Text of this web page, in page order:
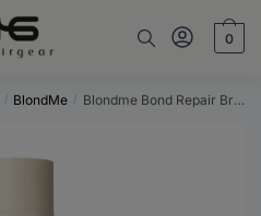
0
/ BlondMe / Blondme Bond Repair Brightening Shampoo 300ml